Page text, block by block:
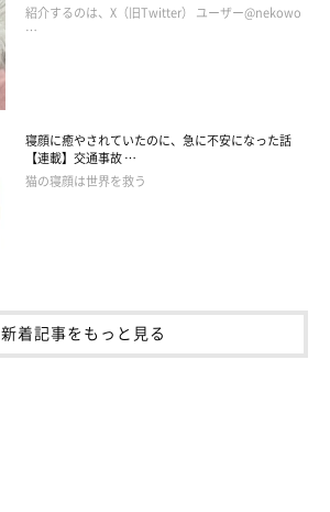
紹介するのは、X（旧Twitter） ユーザー@nekowo
…
寝顔に癒やされていたのに、急に不安になった話
【連載】交通事故 …
猫の寝顔は世界を救う
新着記事をもっと見る